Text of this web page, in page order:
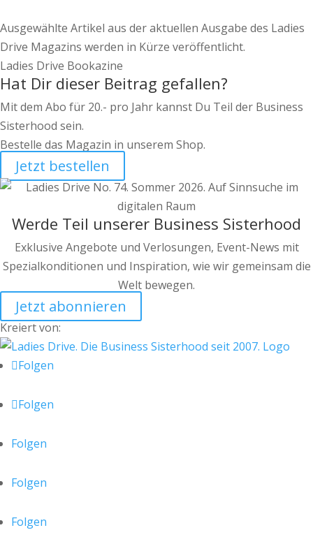
Ausgewählte Artikel aus der aktuellen Ausgabe des Ladies
Drive Magazins werden in Kürze veröffentlicht.
Ladies Drive Bookazine
Hat Dir dieser Beitrag gefallen?
Mit dem Abo für 20.- pro Jahr kannst Du Teil der Business
Sisterhood sein.
Bestelle das Magazin in unserem Shop.
Jetzt bestellen
Werde Teil unserer Business Sisterhood
Exklusive Angebote und Verlosungen, Event-News mit
Spezialkonditionen und Inspiration, wie wir gemeinsam die
Welt bewegen.
Jetzt abonnieren
Kreiert von:
Folgen
Folgen
Folgen
Folgen
Folgen